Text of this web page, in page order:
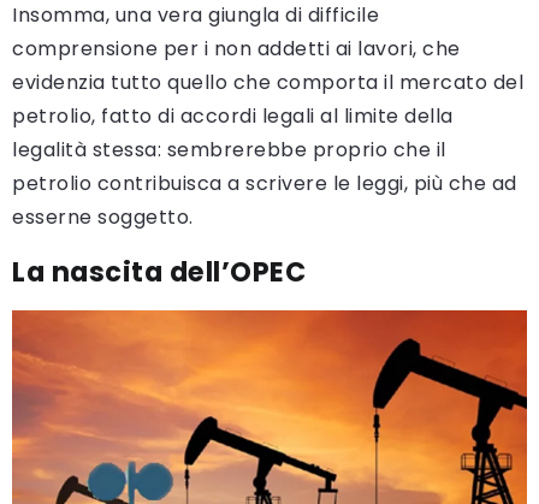
Insomma, una vera giungla di difficile
comprensione per i non addetti ai lavori, che
evidenzia tutto quello che comporta il mercato del
petrolio, fatto di accordi legali al limite della
legalità stessa: sembrerebbe proprio che il
petrolio contribuisca a scrivere le leggi, più che ad
esserne soggetto.
La nascita dell’OPEC